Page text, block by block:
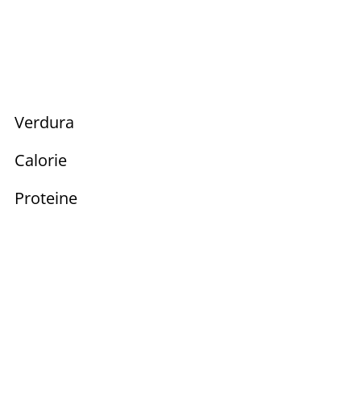
Verdura
Calorie
Proteine